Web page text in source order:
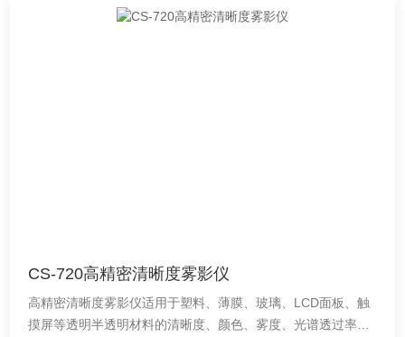
CS-720高精密清晰度雾影仪
高精密清晰度雾影仪适用于塑料、薄膜、玻璃、LCD面板、触
摸屏等透明半透明材料的清晰度、颜色、雾度、光谱透过率、